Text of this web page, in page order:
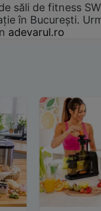
săli de fitness
în București.
adevarul.ro